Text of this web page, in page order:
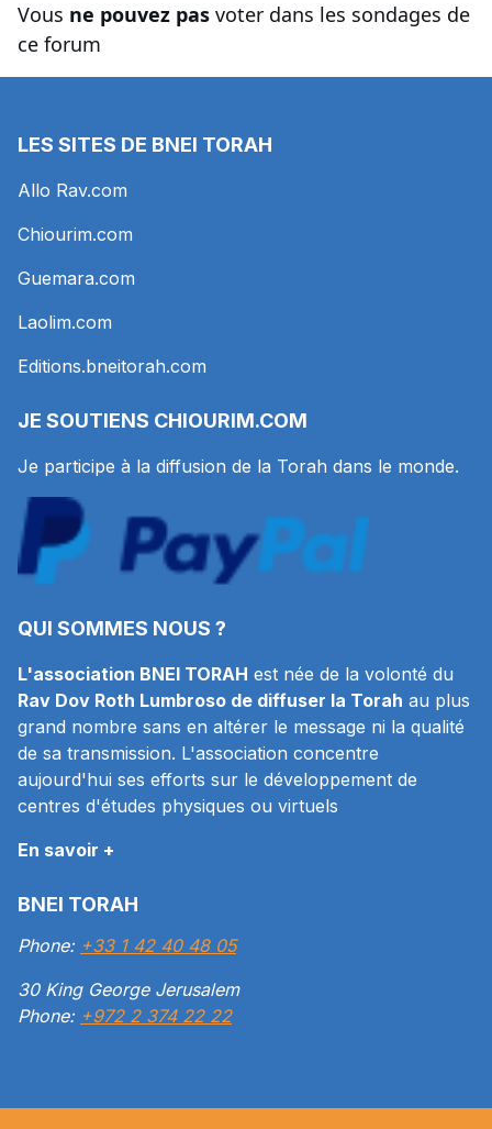
Vous ne pouvez pas voter dans les sondages de
ce forum
LES SITES DE BNEI TORAH
Allo Rav.com
Chiourim.com
Guemara.com
Laolim.com
Editions.bneitorah.com
JE SOUTIENS CHIOURIM.COM
Je participe à la diffusion de la Torah dans le monde.
QUI SOMMES NOUS ?
L'association BNEI TORAH est née de la volonté du
Rav Dov Roth Lumbroso de diffuser la Torah au plus
grand nombre sans en altérer le message ni la qualité
de sa transmission. L'association concentre
aujourd'hui ses efforts sur le développement de
centres d'études physiques ou virtuels
En savoir +
BNEI TORAH
Phone: +33 1 42 40 48 05
30 King George Jerusalem
Phone: +972 2 374 22 22